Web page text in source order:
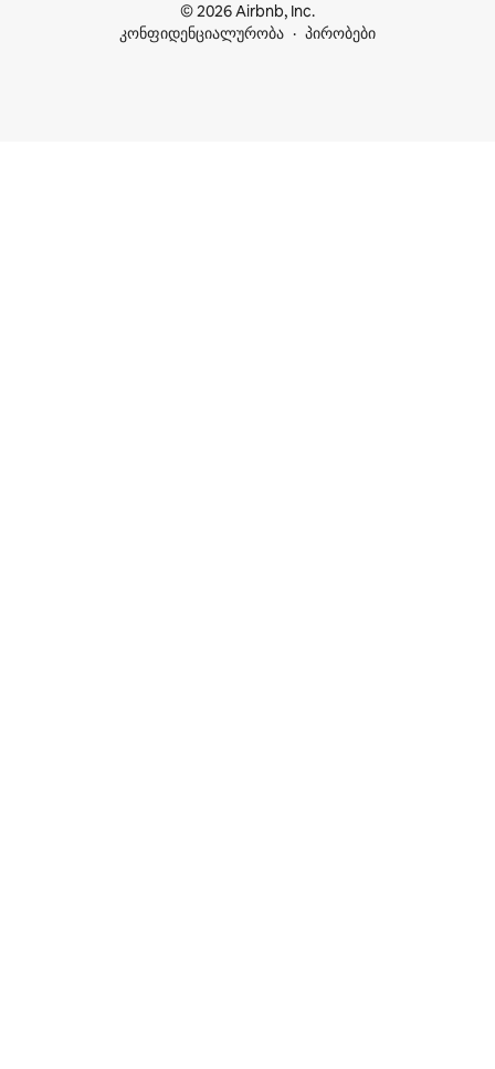
© 2026 Airbnb, Inc.
კონფიდენციალურობა
პირობები